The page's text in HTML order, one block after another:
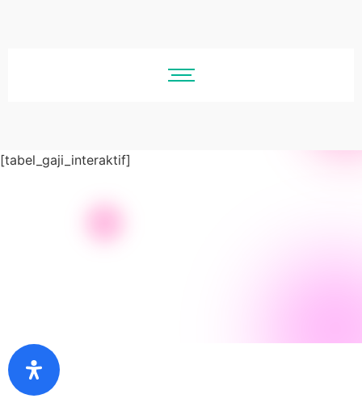
[tabel_gaji_interaktif]